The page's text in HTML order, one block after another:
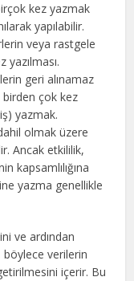
kez yazmak
yapılabilir.
veya rastgele
geri alınamaz
birden çok kez
yazmak.
olmak üzere
Ancak etkililik,
kapsamlılığına
yazma genellikle
ve ardından
böylece verilerin
içerir. Bu